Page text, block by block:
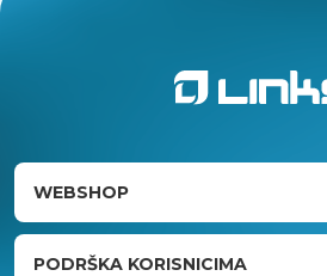
WEBSHOP
PODRŠKA KORISNICIMA